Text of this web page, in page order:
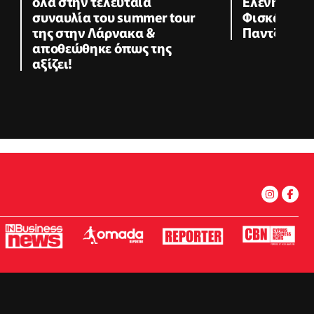
συναυλία του summer tour
της στην Λάρνακα &
αποθεώθηκε όπως της
αξίζει!
Φισκάρδο